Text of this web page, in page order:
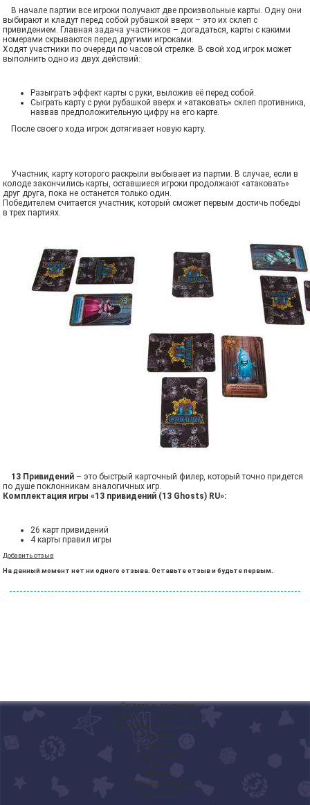
В начале партии все игроки получают две произвольные карты. Одну они
выбирают и кладут перед собой рубашкой вверх – это их склеп с
привидением. Главная задача участников – догадаться, карты с какими
номерами скрываются перед другими игроками.
Ходят участники по очереди по часовой стрелке. В свой ход игрок может
выполнить одно из двух действий:
Разыграть эффект карты с руки, выложив её перед собой.
Сыграть карту с руки рубашкой вверх и «атаковать» склеп противника,
назвав предположительную цифру на его карте.
После своего хода игрок дотягивает новую карту.
Участник, карту которого раскрыли выбывает из партии. В случае, если в
колоде закончились карты, оставшиеся игроки продолжают «атаковать»
друг друга, пока не останется только один.
Победителем считается участник, который сможет первым достичь победы
в трех партиях.
13 Привидений – это быстрый карточный филер, который точно придется
по душе поклонникам аналогичных игр.
Комплектация игры «13 привидений (13 Ghosts) RU»:
26 карт привидений
4 карты правил игры
Добавить отзыв
На данный момент нет ни одного отзыва. Оставьте отзыв и будьте первым.
◦Оплата и доставка
Обмен и возврат товара
Программа лояльности
◦ Мой заказ
◦ Вакансии
Клуб Ігромаг
Блог
◦ Форум
Публичная оферта
Карта сайта